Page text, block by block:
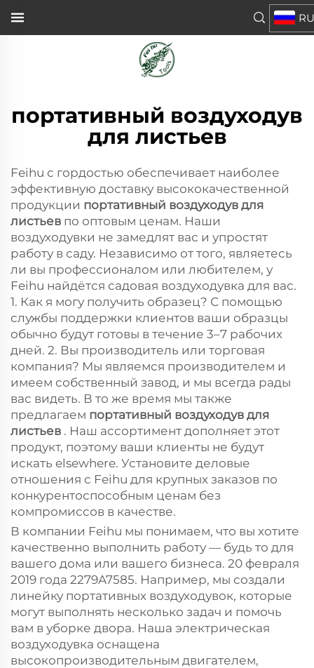
RU
портативный воздуходув
для листьев
Feihu с гордостью обеспечивает наиболее
эффективную доставку высококачественной
продукции портативный воздуходув для
листьев по оптовым ценам. Наши
воздуходувки не замедлят вас и упростят
работу в саду. Независимо от того, являетесь
ли вы профессионалом или любителем, у
Feihu найдётся садовая воздуходувка для вас.
1. Как я могу получить образец? С помощью
службы поддержки клиентов ваши образцы
обычно будут готовы в течение 3–7 рабочих
дней. 2. Вы производитель или торговая
компания? Мы являемся производителем и
имеем собственный завод, и мы всегда рады
вас видеть. В то же время мы также
предлагаем портативный воздуходув для
листьев . Наш ассортимент дополняет этот
продукт, поэтому ваши клиенты не будут
искать elsewhere. Установите деловые
отношения с Feihu для крупных заказов по
конкурентоспособным ценам без
компромиссов в качестве.
В компании Feihu мы понимаем, что вы хотите
качественно выполнить работу — будь то для
вашего дома или вашего бизнеса. 20 февраля
2019 года 2279A7585. Например, мы создали
линейку портативных воздуходувок, которые
могут выполнять несколько задач и помочь
вам в уборке двора. Наша электрическая
воздуходувка оснащена
высокопроизводительным двигателем,